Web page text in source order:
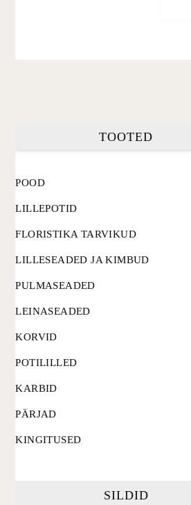
TOOTED
POOD
LILLEPOTID
FLORISTIKA TARVIKUD
LILLESEADED JA KIMBUD
PULMASEADED
LEINASEADED
KORVID
POTILILLED
KARBID
PÄRJAD
KINGITUSED
SILDID